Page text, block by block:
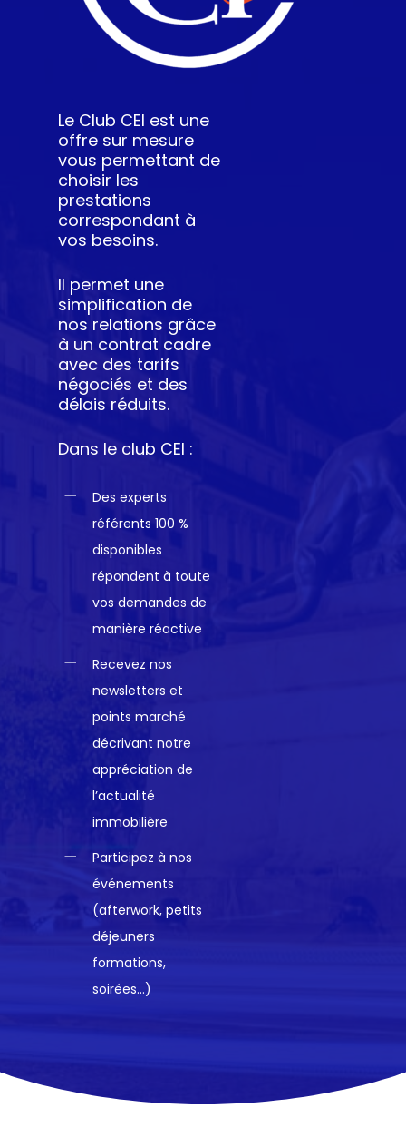
Le Club CEI est une
offre sur mesure
vous permettant de
choisir les
prestations
correspondant à
vos besoins.
Il permet une
simplification de
nos relations grâce
à un contrat cadre
avec des tarifs
négociés et des
délais réduits.
Dans le club CEI :
Des experts
référents 100 %
disponibles
répondent à toute
vos demandes de
manière réactive
Recevez nos
newsletters et
points marché
décrivant notre
appréciation de
l’actualité
immobilière
Participez à nos
événements
(afterwork, petits
déjeuners
formations,
soirées…)